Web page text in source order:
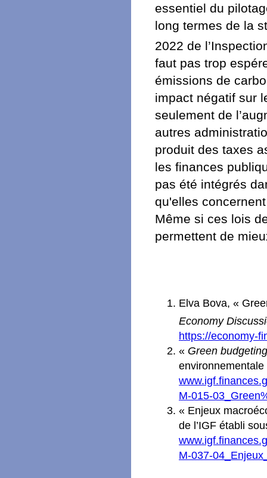
essentiel du
long termes de la
2022 de
faut pas trop
émissions de
impact négatif sur
seulement de
autres
produit des taxes
les finances
pas été intégrés
qu'elles
Même si ces lois
permettent de
Elva Bova, «
Economy
https://economy-
« Green budgeting
M-015-
« Enjeux
de l’IGF établi
M-037-